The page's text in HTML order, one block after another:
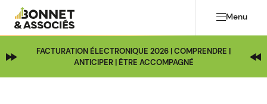
Menu
FACTURATION ÉLECTRONIQUE 2026 | COMPRENDRE |
ANTICIPER | ÊTRE ACCOMPAGNÉ